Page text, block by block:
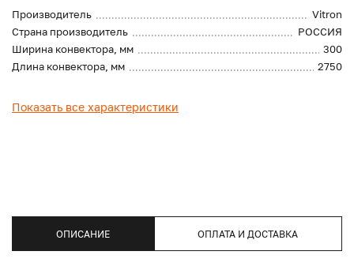
Производитель
Vitron
Страна производитель
РОССИЯ
Ширина конвектора, мм
300
Длина конвектора, мм
2750
Показать все характеристики
ОПИСАНИЕ ОПЛАТА И ДОСТАВКА